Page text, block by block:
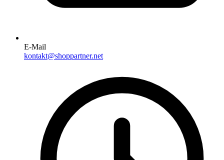
E-Mail
kontakt@shoppartner.net